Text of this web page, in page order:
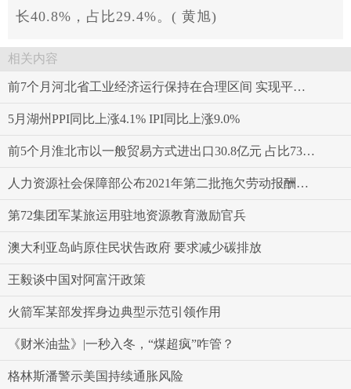
长40.8%，占比29.4%。( 黄旭)
相关内容
前7个月河北省工业经济运行保持在合理区间 实现平稳增长
5月湖州PPI同比上涨4.1% IPI同比上涨9.0%
前5个月淮北市以一般贸易方式进出口30.8亿元 占比73.3%
人力资源社会保障部公布2021年第二批拖欠劳动报酬典型案件
第72集团军某旅运用驻地资源教育激励官兵
澳大利亚岛屿原住民状告政府 要求减少碳排放
王毅谈中国对阿富汗政策
火箭军某部发挥身边典型示范引领作用
《财米油盐》|一秒入冬，“煤超疯”咋管？
格林斯潘警示美国持续通胀风险